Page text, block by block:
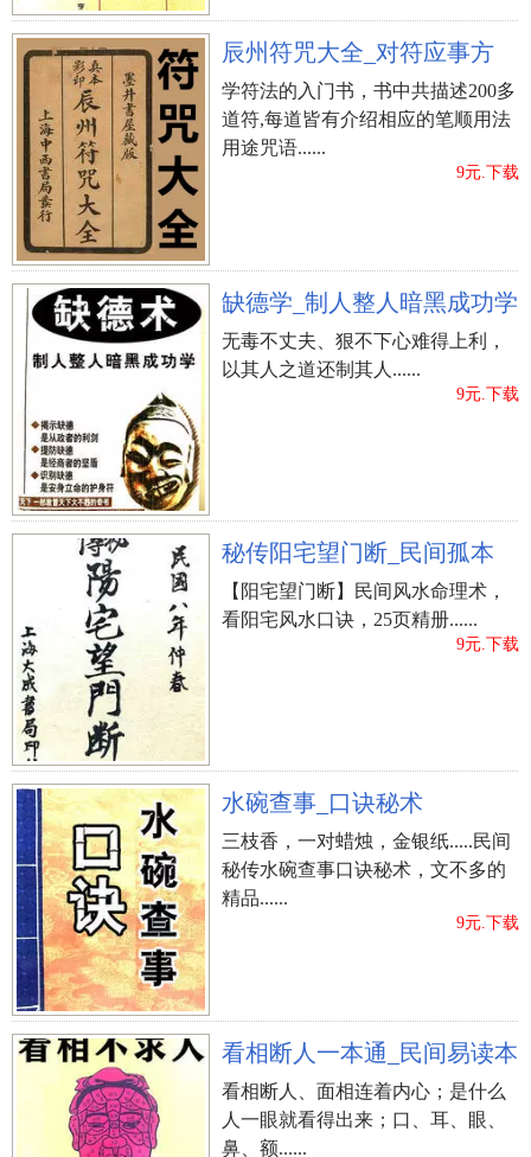
辰州符咒大全_对符应事方
学符法的入门书，书中共描述200多
道符,每道皆有介绍相应的笔顺用法
用途咒语......
9元.下载
缺德学_制人整人暗黑成功学
无毒不丈夫、狠不下心难得上利，
以其人之道还制其人......
9元.下载
秘传阳宅望门断_民间孤本
【阳宅望门断】民间风水命理术，
看阳宅风水口诀，25页精册......
9元.下载
水碗查事_口诀秘术
三枝香，一对蜡烛，金银纸.....民间
秘传水碗查事口诀秘术，文不多的
精品......
9元.下载
看相断人一本通_民间易读本
看相断人、面相连着内心；是什么
人一眼就看得出来；口、耳、眼、
鼻、额......